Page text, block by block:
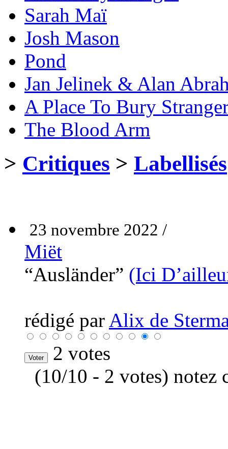
Sarah Maï
Josh Mason
Pond
Jan Jelinek & Alan
A Place To Bury
The Blood Arm
> Critiques > Labellisés
23 novembre 2022 /
Miët
“Ausländer” (Ici
rédigé par Alix de
2 votes
(10/10 - 2 votes) notez